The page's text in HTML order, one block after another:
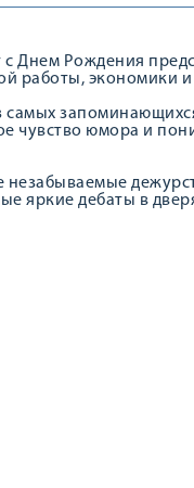
Днем Рождения
работы,
чувство юмора и
незабываемые
яркие дебаты в